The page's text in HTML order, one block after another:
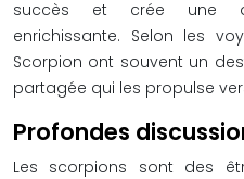
succès et crée une
enrichissante. Selon les
Scorpion ont souvent un
partagée qui les propulse
Profondes
Les scorpions sont des